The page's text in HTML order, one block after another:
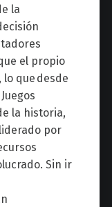
la
el propio
que desde
la historia,
por
Sin ir